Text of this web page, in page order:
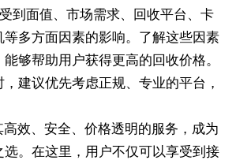
到面值、市场需求、回收平台、卡
等多方面因素的影响。了解这些因素
够帮助用户获得更高的回收价格。
建议优先考虑正规、专业的平台，
高效、安全、价格透明的服务，成为
。在这里，用户不仅可以享受到接